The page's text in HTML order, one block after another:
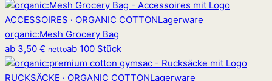
ACCESSOIRES · ORGANIC COTTONLagerware
organic:Mesh Grocery Bag
ab 3,50 € nettoab 100 Stück
RUCKSÄCKE · ORGANIC COTTONLagerware